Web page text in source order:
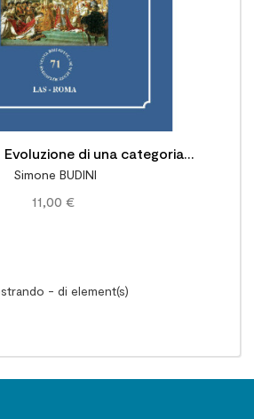
di una categoria
politica
Simone BUDINI
11,00 €
- di element(s)